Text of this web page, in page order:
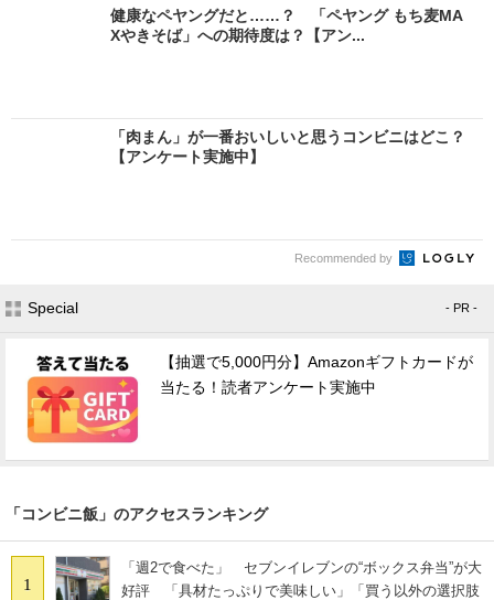
健康なペヤングだと……？ 「ペヤング もち麦MA
Xやきそば」への期待度は？【アン...
「肉まん」が一番おいしいと思うコンビニはどこ？
【アンケート実施中】
Recommended by
Special - PR -
【抽選で5,000円分】Amazonギフトカードが
当たる！読者アンケート実施中
「コンビニ飯」のアクセスランキング
1
「週2で食べた」 セブンイレブンの“ボックス弁当”が大
好評 「具材たっぷりで美味しい」「買う以外の選択肢